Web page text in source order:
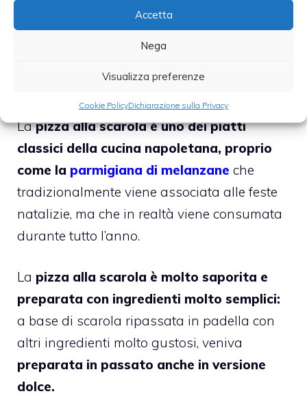
Accetta
Nega
Visualizza preferenze
Cookie PolicyDichiarazione sulla Privacy
Lapizza alla scarola è uno dei piatti
classici della cucina napoletana, proprio
come la parmigiana di melanzane che
tradizionalmente viene associata alle feste
natalizie, ma che in realtà viene consumata
durante tutto l’anno.
La pizza alla scarola è molto saporita e
preparata con ingredienti molto semplici:
a base di scarola ripassata in padella con
altri ingredienti molto gustosi, veniva
preparata in passato anche in versione
dolce.